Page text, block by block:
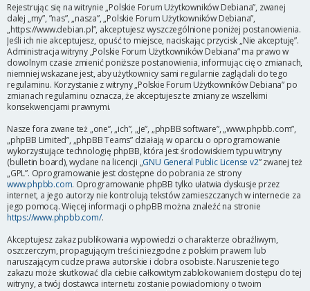
j
Rejestrując się na witrynie „Polskie Forum Użytkowników Debiana”, zwanej
dalej „my”, ”nas”, „nasza”, „Polskie Forum Użytkowników Debiana”,
„https://www.debian.pl”, akceptujesz wyszczególnione poniżej postanowienia.
Jeśli ich nie akceptujesz, opuść to miejsce, naciskając przycisk „Nie akceptuję”.
Administracja witryny „Polskie Forum Użytkowników Debiana” ma prawo w
dowolnym czasie zmienić poniższe postanowienia, informując cię o zmianach,
niemniej wskazane jest, aby użytkownicy sami regularnie zaglądali do tego
regulaminu. Korzystanie z witryny „Polskie Forum Użytkowników Debiana” po
zmianach regulaminu oznacza, że akceptujesz te zmiany ze wszelkimi
konsekwencjami prawnymi.
Nasze fora zwane też „one”, „ich”, „je”, „phpBB software”, „www.phpbb.com”,
„phpBB Limited”, „phpBB Teams” działają w oparciu o oprogramowanie
wykorzystujące technologię phpBB, która jest środowiskiem typu witryny
(bulletin board), wydane na licencji „GNU General Public License v2” zwanej też
„GPL”. Oprogramowanie jest dostępne do pobrania ze strony
www.phpbb.com. Oprogramowanie phpBB tylko ułatwia dyskusje przez
internet, a jego autorzy nie kontrolują tekstów zamieszczanych w internecie za
jego pomocą. Więcej informacji o phpBB można znaleźć na stronie
https://www.phpbb.com/.
Akceptujesz zakaz publikowania wypowiedzi o charakterze obraźliwym,
oszczerczym, propagującym treści niezgodne z polskim prawem lub
naruszającym cudze prawa autorskie i dobra osobiste. Naruszenie tego
zakazu może skutkować dla ciebie całkowitym zablokowaniem dostępu do tej
witryny, a twój dostawca internetu zostanie powiadomiony o twoim